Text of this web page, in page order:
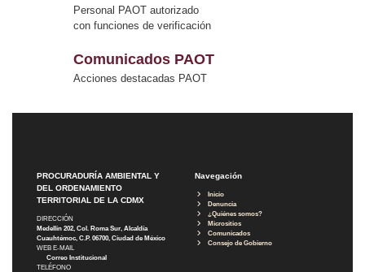
Personal PAOT autorizado
con funciones de verificación
Comunicados PAOT
Acciones destacadas PAOT
PROCURADURÍA AMBIENTAL Y
DEL ORDENAMIENTO
TERRITORIAL DE LA CDMX
DIRECCIÓN
Medellín 202, Col. Roma Sur, Alcaldía
Cuauhtémoc, C.P. 06700, Ciudad de México
WEB E-MAIL
Correo Institucional
TELÉFONO
Navegación
Inicio
Denuncia
¿Quiénes somos?
Micrositios
Comunicados
Consejo de Gobierno